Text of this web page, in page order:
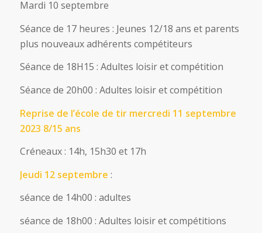
Mardi 10 septembre
Séance de 17 heures : Jeunes 12/18 ans et parents
plus nouveaux adhérents compétiteurs
Séance de 18H15 : Adultes loisir et compétition
Séance de 20h00 : Adultes loisir et compétition
Reprise de l’école de tir mercredi 11 septembre
2023 8/15 ans
Créneaux : 14h, 15h30 et 17h
Jeudi 12 septembre :
séance de 14h00 : adultes
séance de 18h00 : Adultes loisir et compétitions